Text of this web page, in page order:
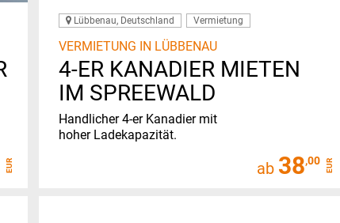
EUR
Lübbenau, Deutschland Vermietung
VERMIETUNG IN LÜBBENAU
4-ER KANADIER MIETEN
IM SPREEWALD
Handlicher 4-er Kanadier mit
hoher Ladekapazität.
ab 38,00 EUR